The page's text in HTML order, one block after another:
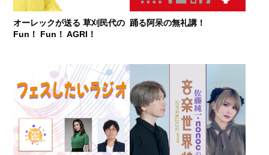
オーレックが送る 草刈民代の
Fun！ Fun！ AGRI！
踊る阿呆の無礼講！